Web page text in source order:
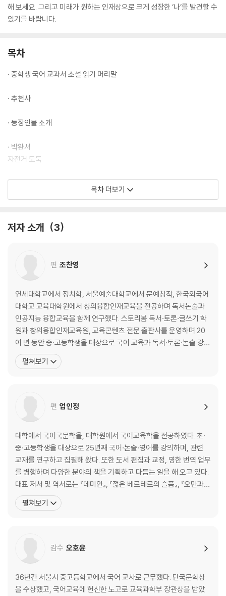
해 보세요. 그리고 미래가 원하는 인재상으로 크게 성장한 ‘나’를 발견할 수
있기를 바랍니다.
목차
· 중학생 국어 교과서 소설 읽기 머리말
· 추천사
· 등장인물 소개
· 박완서
자전거 도둑
· 이청준
꿩
· 소를 줍다
전성태
· 오영수
고무신
· 허균
목차 더보기
저자 소개 3
편 조찬영
연세대학교에서 정치학, 서울예술대학교에서 문예창작, 한국외국어
대학교 교육대학원에서 창의융합인재교육을 전공하며 독서논술과
인공지능 융합교육을 함께 연구했다. 스토리봄 독서·토론·글쓰기 학
원과 창의융합인재교육원, 교육콘텐츠 전문 출판사를 운영하며 20
여 년 동안 중·고등학생을 대상으로 국어 교육과 독서·토론·논술 강
의, 입시컨설팅을 진행해왔다. 독보적인 경험과 지혜를 녹여 수학과
과학, 사고력 훈련을 기반으로 인문, 사회, 예술, 언어까지 아우를 수
펼쳐보기
편 엄인정
대학에서 국어국문학을, 대학원에서 국어교육학을 전공하였다. 초·
중·고등학생을 대상으로 25년째 국어·논술·영어를 강의하며, 관련
교재를 연구하고 집필해 왔다. 또한 도서 편집과 교정, 영한 번역 업무
를 병행하며 다양한 분야의 책을 기획하고 다듬는 일을 해 오고 있다.
대표 저서 및 역서로는 『데미안』, 『젊은 베르테르의 슬픔』, 『오만과
편견』, 『카프카 단편선』, 『그리스인 조르바』, 『호질, 양반전』, 『성웅
이순신』, 『카네기 인간관계론』, 『카네기 자기관리론』, 『안나 카레니
펼쳐보기
감수 오호윤
36년간 서울시 중고등학교에서 국어 교사로 근무했다. 단국문학상
을 수상했고, 국어교육에 헌신한 노고로 교육과학부 장관상을 받았